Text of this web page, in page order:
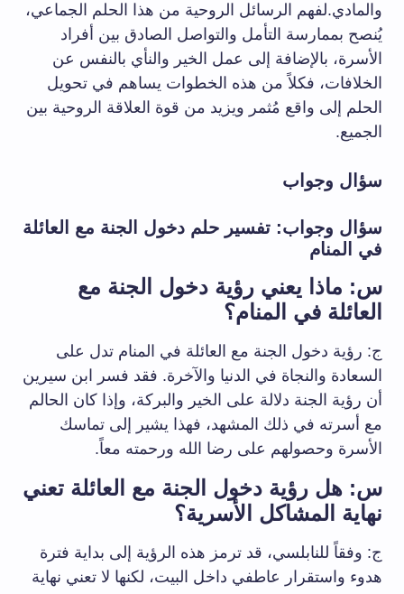
والمادي.لفهم الرسائل الروحية من هذا الحلم الجماعي،
يُنصح بممارسة التأمل والتواصل الصادق بين أفراد
الأسرة، بالإضافة إلى عمل الخير والنأي بالنفس عن
الخلافات، فكلاً من هذه الخطوات يساهم في تحويل
الحلم إلى واقع مُثمر ويزيد من قوة العلاقة الروحية بين
الجميع.
سؤال وجواب
سؤال وجواب: تفسير حلم دخول الجنة مع العائلة
في المنام
س: ماذا يعني رؤية دخول الجنة مع
العائلة في المنام؟
ج: رؤية دخول الجنة مع العائلة في المنام تدل على
السعادة والنجاة في الدنيا والآخرة. فقد فسر ابن سيرين
أن رؤية الجنة دلالة على الخير والبركة، وإذا كان الحالم
مع أسرته في ذلك المشهد، فهذا يشير إلى تماسك
الأسرة وحصولهم على رضا الله ورحمته معاً.
س: هل رؤية دخول الجنة مع العائلة تعني
نهاية المشاكل الأسرية؟
ج: وفقاً للنابلسي، قد ترمز هذه الرؤية إلى بداية فترة
هدوء واستقرار عاطفي داخل البيت، لكنها لا تعني نهاية